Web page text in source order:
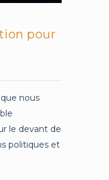
pour
nous
le devant de
politiques et